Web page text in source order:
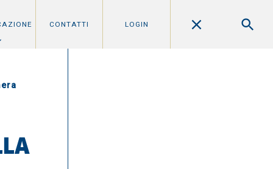
CONTATTI LOGIN